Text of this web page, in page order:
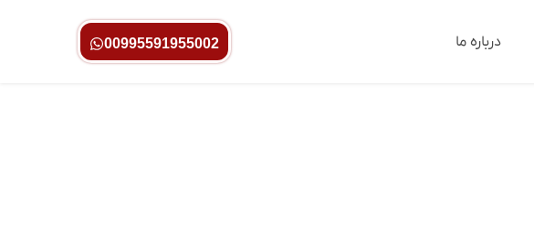
درباره ما 00995591955002